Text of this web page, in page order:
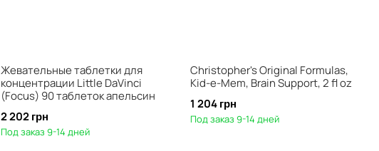
Жевательные таблетки для
концентрации Little DaVinci
(Focus) 90 таблеток апельсин
2 202 грн
Под заказ 9-14 дней
Christopher's Original Formulas,
Kid-e-Mem, Brain Support, 2 fl oz
1 204 грн
Под заказ 9-14 дней